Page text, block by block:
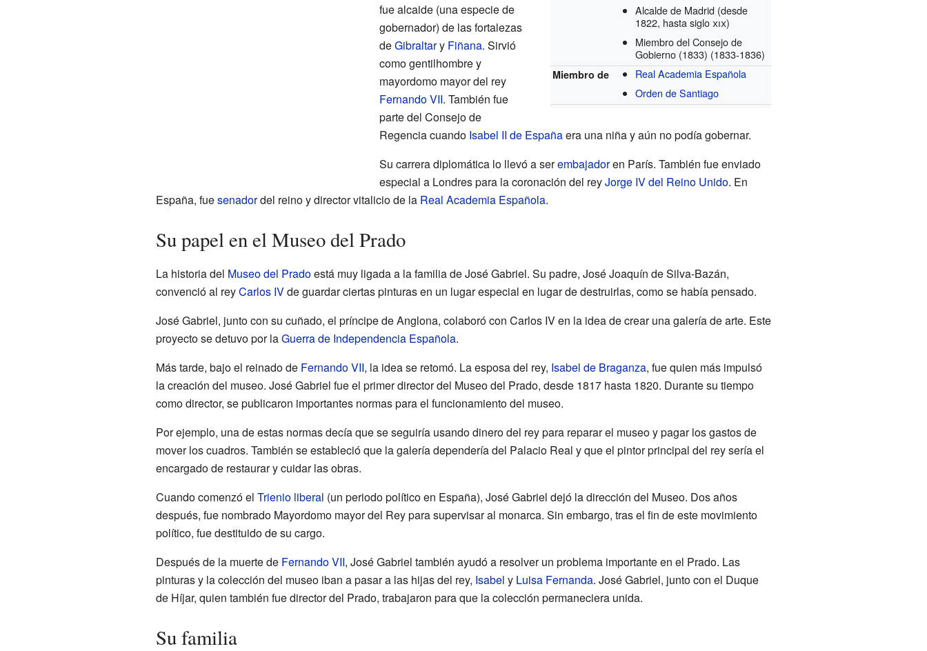
Alcalde de Madrid (desde
1822, hasta sigloxix)
Miembro del Consejo de
Gobierno (1833) (1833-1836)
Miembro de
Real Academia Española
Orden de Santiago
fue alcaide (una especie de
gobernador) de las fortalezas
deGibraltary Fiñana. Sirvió
como gentilhombre y
mayordomo mayor del rey
Fernando VII. También fue
parte del Consejo de
Regencia cuando Isabel II de Españaera una niña y aún no podía gobernar.
Su carrera diplomática lo llevó a serembajadoren París. También fue enviado
especial a Londres para la coronación del reyJorge IV del Reino Unido. En
España, fuesenadordel reino y director vitalicio de la Real Academia Española.
Su papel en el Museo del Prado
La historia del Museo del Pradoestá muy ligada a la familia de José Gabriel. Su padre, José Joaquín de Silva-Bazán,
convenció al reyCarlos IVde guardar ciertas pinturas en un lugar especial en lugar de destruirlas, como se había pensado.
José Gabriel, junto con su cuñado, el príncipe de Anglona, colaboró con Carlos IV en la idea de crear una galería de arte. Este
proyecto se detuvo por laGuerra de Independencia Española.
Más tarde, bajo el reinado de Fernando VII, la idea se retomó. La esposa del rey, Isabel de Braganza, fue quien más impulsó
la creación del museo. José Gabriel fue el primer director del Museo del Prado, desde 1817 hasta 1820. Durante su tiempo
como director, se publicaron importantes normas para el funcionamiento del museo.
Por ejemplo, una de estas normas decía que se seguiría usando dinero del rey para reparar el museo y pagar los gastos de
mover los cuadros. También se estableció que la galería dependería del Palacio Real y que el pintor principal del rey sería el
encargado de restaurar y cuidar las obras.
Cuando comenzó el Trienio liberal (un periodo político en España), José Gabriel dejó la dirección del Museo. Dos años
después, fue nombrado Mayordomo mayor del Rey para supervisar al monarca. Sin embargo, tras el fin de este movimiento
político, fue destituido de su cargo.
Después de la muerte de Fernando VII, José Gabriel también ayudó a resolver un problema importante en el Prado. Las
pinturas y la colección del museo iban a pasar a las hijas del rey, Isabel y Luisa Fernanda. José Gabriel, junto con el Duque
de Híjar, quien también fue director del Prado, trabajaron para que la colección permaneciera unida.
Su familia